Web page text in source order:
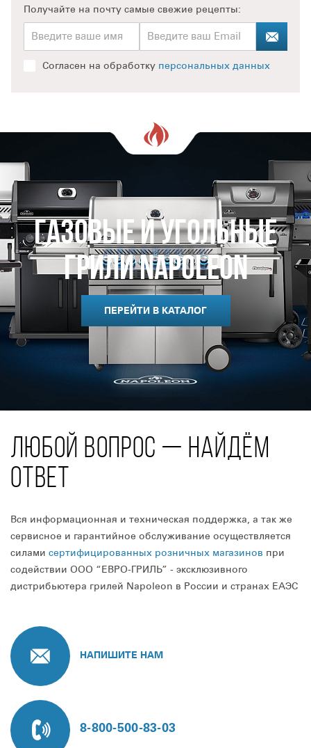
Получайте на почту самые свежие рецепты:
Согласен на обработку персональных данных
Газовые и Угольные
Грили Napoleon
ПЕРЕЙТИ В КАТАЛОГ
ЛЮБОЙ ВОПРОС — НАЙДЁМ
ОТВЕТ
Вся информационная и техническая поддержка, а так же
сервисное и гарантийное обслуживание осуществляется
силами сертифицированных розничных магазинов при
содействии ООО “ЕВРО-ГРИЛЬ” - эксклюзивного
дистрибьютера грилей Napoleon в России и странах ЕАЭС
НАПИШИТЕ НАМ
8-800-500-83-03